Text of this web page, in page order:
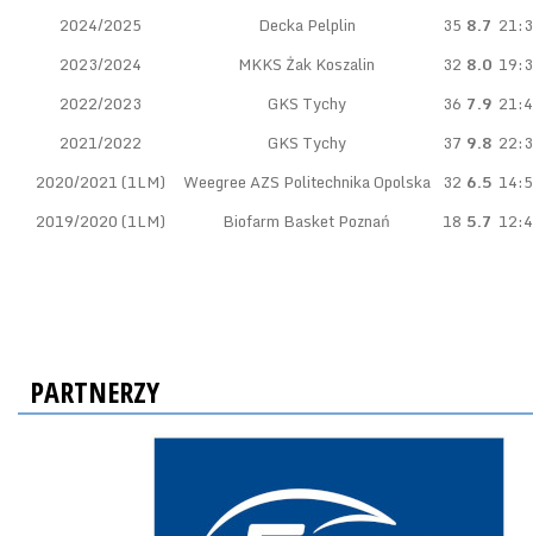
2024/2025
Decka Pelplin 35 8.7
2023/2024
MKKS Żak Koszalin 32 8.0
2022/2023
GKS Tychy 36 7.9
2021/2022
GKS Tychy 37 9.8
2020/2021 (1LM)
Weegree AZS Politechnika Opolska 32 6.5
2019/2020 (1LM)
Biofarm Basket Poznań 18 5.7
PARTNERZY